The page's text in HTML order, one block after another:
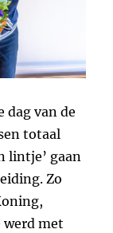
dag van de
totaal
lintje’ gaan
Zo
werd met